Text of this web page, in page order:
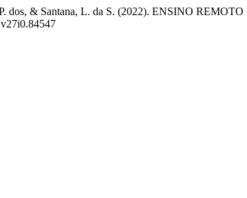
dos, & Santana, L. da S. (2022). ENSINO